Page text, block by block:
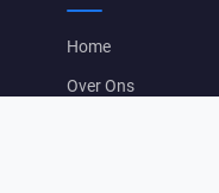
Home
Over Ons